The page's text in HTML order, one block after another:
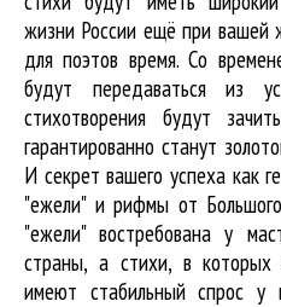
жизни России ещё при вашей
для поэтов время. Со
будут передаваться
стихотворения будут
гарантированно станут
И секрет вашего успеха как
"ежели" и рифмы от
"ежели" востребована у
страны, а стихи, в которых
имеют стабильный спрос у